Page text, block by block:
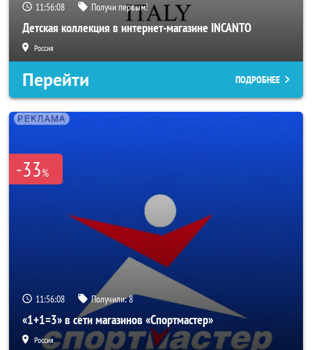
11:56:06 Получи первым!
Детская коллекция в интернет-магазине INCANTO
Россия
Перейти ПОДРОБНЕЕ
-33%
11:56:06 Получили:8
«1+1=3» в сети магазинов «Спортмастер»
Россия